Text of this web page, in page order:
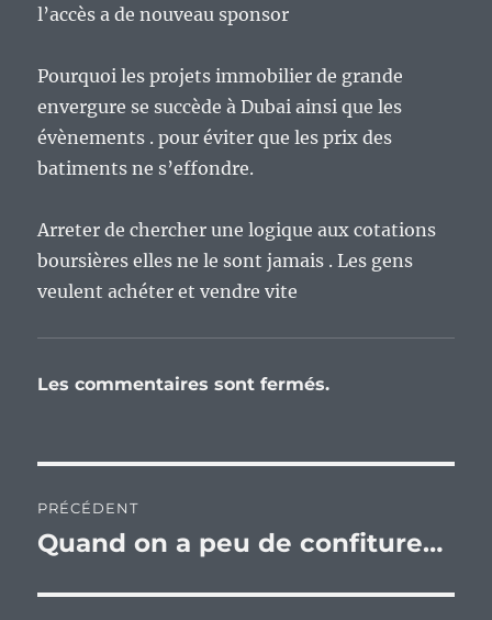
l’accès a de nouveau sponsor
Pourquoi les projets immobilier de grande
envergure se succède à Dubai ainsi que les
évènements . pour éviter que les prix des
batiments ne s’effondre.
Arreter de chercher une logique aux cotations
boursières elles ne le sont jamais . Les gens
veulent achéter et vendre vite
Les commentaires sont fermés.
de
PRÉCÉDENT
Publication
Quand on a peu de confiture…